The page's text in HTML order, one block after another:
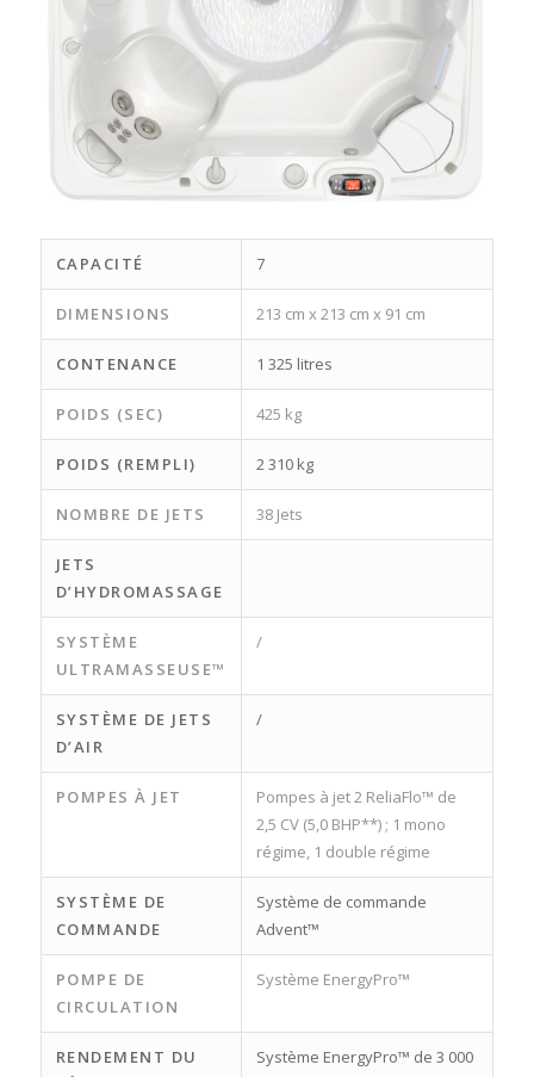
CAPACITÉ 7
DIMENSIONS 213 cm x 213 cm x 91 cm
CONTENANCE 1 325 litres
POIDS (SEC) 425 kg
POIDS (REMPLI) 2 310 kg
NOMBRE DE JETS 38 Jets
JETS
D’HYDROMASSAGE
SYSTÈME
ULTRAMASSEUSE™
/
SYSTÈME DE JETS
D’AIR
/
POMPES À JET
Pompes à jet 2 ReliaFlo™ de
2,5 CV (5,0 BHP**) ; 1 mono
régime, 1 double régime
SYSTÈME DE
COMMANDE
Système de commande
Advent™
POMPE DE
CIRCULATION
Système EnergyPro™
RENDEMENT DU
Système EnergyPro™ de 3 000